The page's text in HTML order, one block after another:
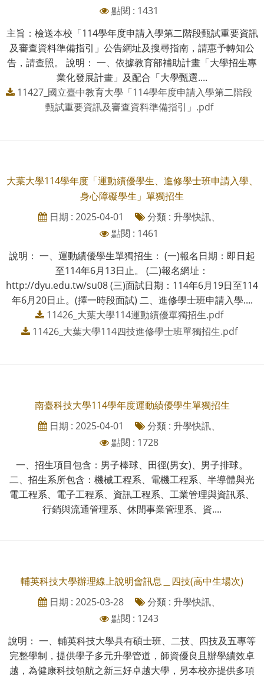
點閱 : 1431
主旨：檢送本校「114學年度申請入學第二階段甄試重要資訊
及審查資料準備指引」公告網址及搜尋指南，請惠予轉知公
告，請查照。 說明： 一、依據教育部補助計畫「大學招生專
業化發展計畫」及配合「大學甄選....
11427_國立臺中教育大學「114學年度申請入學第二階段
甄試重要資訊及審查資料準備指引」.pdf
大葉大學114學年度「運動績優學生、進修學士班申請入學、
身心障礙學生」單獨招生
日期 : 2025-04-01
分類 : 升學快訊、
點閱 : 1461
說明： 一、運動績優學生單獨招生： (一)報名日期：即日起
至114年6月13日止。 (二)報名網址：
http://dyu.edu.tw/su08 (三)面試日期：114年6月19日至114
年6月20日止。(擇一時段面試) 二、進修學士班申請入學....
11426_大葉大學114運動績優單獨招生.pdf
11426_大葉大學114四技進修學士班單獨招生.pdf
南臺科技大學114學年度運動績優學生單獨招生
日期 : 2025-04-01
分類 : 升學快訊、
點閱 : 1728
一、招生項目包含：男子棒球、田徑(男女)、男子排球。
二、招生系所包含：機械工程系、電機工程系、半導體與光
電工程系、電子工程系、資訊工程系、工業管理與資訊系、
行銷與流通管理系、休閒事業管理系、資....
輔英科技大學辦理線上說明會訊息＿四技(高中生場次)
日期 : 2025-03-28
分類 : 升學快訊、
點閱 : 1243
說明： 一、輔英科技大學具有碩士班、二技、四技及五專等
完整學制，提供學子多元升學管道，師資優良且辦學績效卓
越，為健康科技領航之新三好卓越大學，另本校亦提供多項